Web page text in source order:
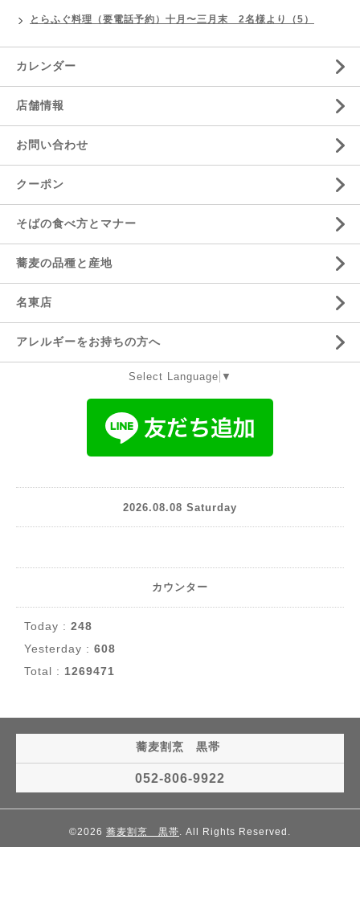
とらふぐ料理（要電話予約）十月〜三月末 2名様より（5）
カレンダー
店舗情報
お問い合わせ
クーポン
そばの食べ方とマナー
蕎麦の品種と産地
名東店
アレルギーをお持ちの方へ
Select Language ▼
2026.08.08 Saturday
カウンター
Today : 248
Yesterday : 608
Total : 1269471
蕎麦割烹 黒帯
052-806-9922
©2026 蕎麦割烹 黒帯. All Rights Reserved.